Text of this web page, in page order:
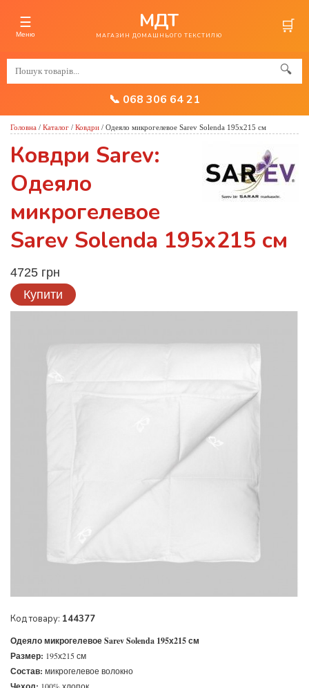
☰
Меню
МДТ
МАГАЗИН ДОМАШНЬОГО ТЕКСТИЛЮ 🛒
🔍
📞 068 306 64 21
Головна / Каталог / Ковдри / Одеяло микрогелевое Sarev Solenda 195х215 см
Ковдри Sarev:
Одеяло
микрогелевое
Sarev Solenda 195х215 см
4725 грн
Купити
Код товару: 144377
Одеяло микрогелевое Sarev Solenda 195х215 см
Размер: 195х215 см
Состав: микрогелевое волокно